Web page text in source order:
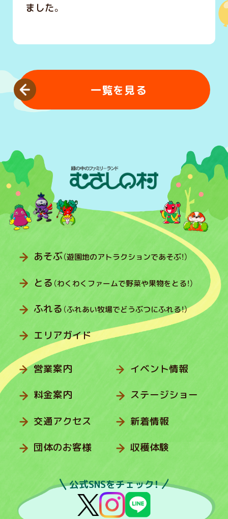
ました。
一覧を見る
あそぶ（遊園地のアトラクションであそぶ！）
とる （わくわくファームで野菜や果物をとる！）
ふれる （ふれあい牧場でどうぶつにふれる！）
エリアガイド
営業案内
料金案内
交通アクセス
団体のお客様
イベント情報
ステージショー
新着情報
収穫体験
公式SNSをチェック！